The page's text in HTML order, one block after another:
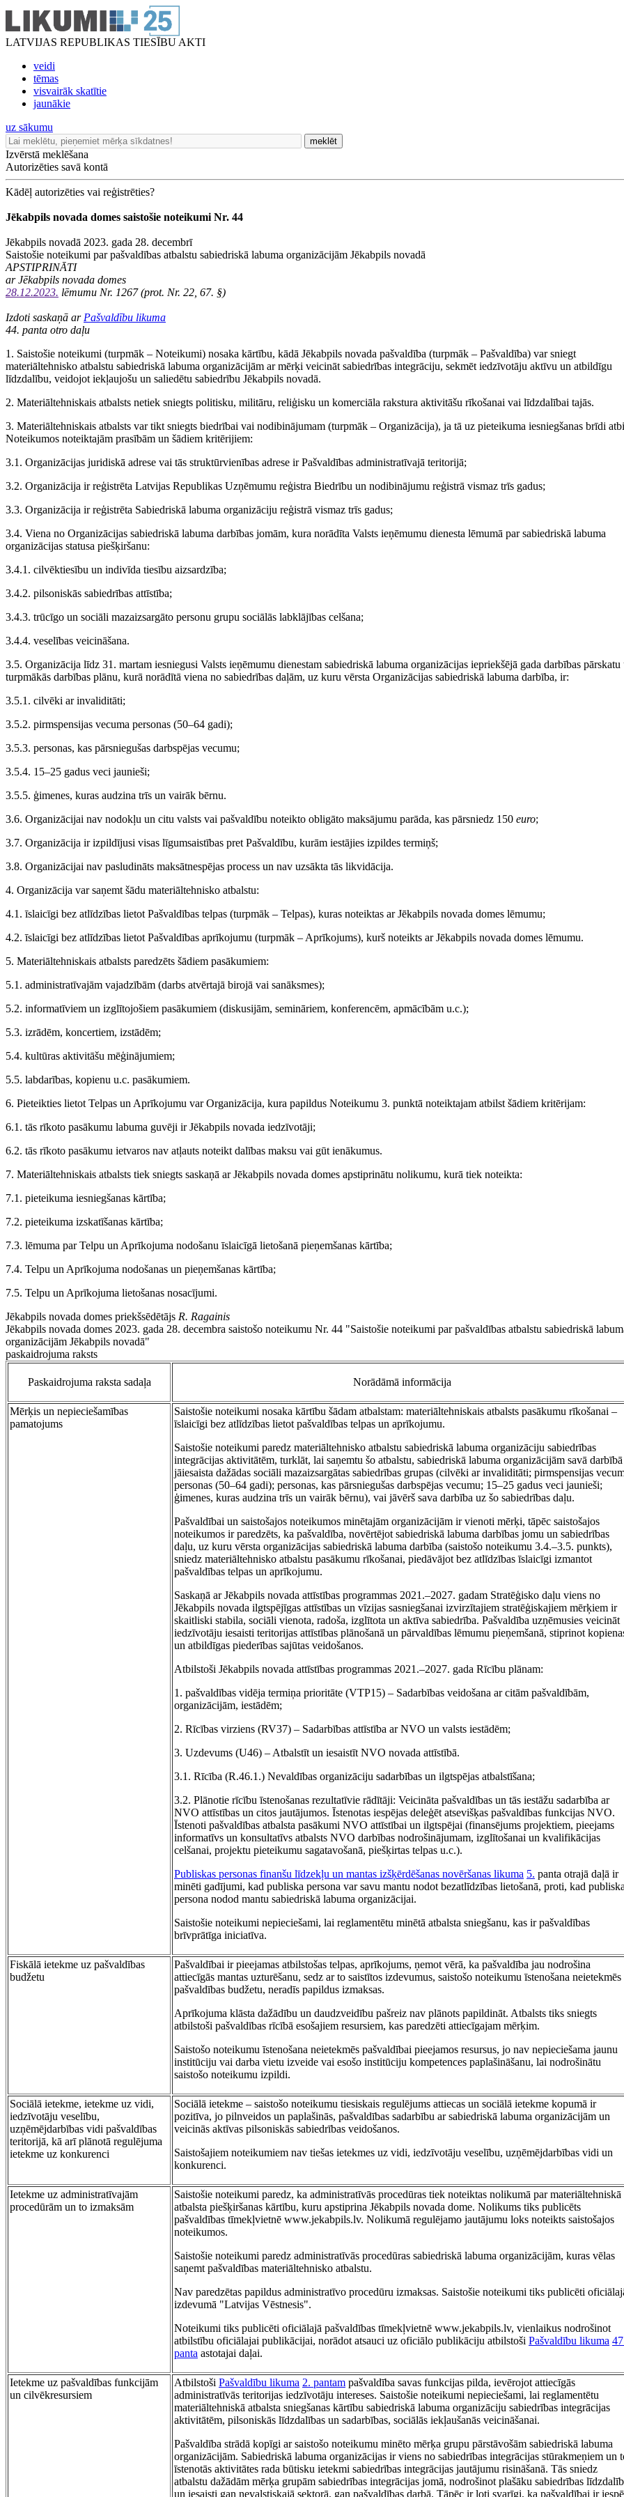
LATVIJAS REPUBLIKAS TIESĪBU AKTI
veidi
tēmas
visvairāk skatītie
jaunākie
uz sākumu
meklēt
Izvērstā meklēšana
Autorizēties savā kontā
Kādēļ autorizēties vai reģistrēties?
Jēkabpils novada domes saistošie noteikumi Nr. 44
Jēkabpils novadā 2023. gada 28. decembrī
Saistošie noteikumi par pašvaldības atbalstu sabiedriskā labuma organizācijām Jēkabpils novadā
APSTIPRINĀTI
ar Jēkabpils novada domes
28.12.2023. lēmumu Nr. 1267 (prot. Nr. 22, 67. §)
Izdoti saskaņā ar Pašvaldību likuma
44. panta otro daļu
1. Saistošie noteikumi (turpmāk – Noteikumi) nosaka kārtību, kādā Jēkabpils novada pašvaldība (turpmāk – Pašvaldība) var sniegt
materiāltehnisko atbalstu sabiedriskā labuma organizācijām ar mērķi veicināt sabiedrības integrāciju, sekmēt iedzīvotāju aktīvu un atbildīgu
līdzdalību, veidojot iekļaujošu un saliedētu sabiedrību Jēkabpils novadā.
2. Materiāltehniskais atbalsts netiek sniegts politisku, militāru, reliģisku un komerciāla rakstura aktivitāšu rīkošanai vai līdzdalībai tajās.
3. Materiāltehniskais atbalsts var tikt sniegts biedrībai vai nodibinājumam (turpmāk – Organizācija), ja tā uz pieteikuma iesniegšanas brīdi
Noteikumos noteiktajām prasībām un šādiem kritērijiem:
3.1. Organizācijas juridiskā adrese vai tās struktūrvienības adrese ir Pašvaldības administratīvajā teritorijā;
3.2. Organizācija ir reģistrēta Latvijas Republikas Uzņēmumu reģistra Biedrību un nodibinājumu reģistrā vismaz trīs gadus;
3.3. Organizācija ir reģistrēta Sabiedriskā labuma organizāciju reģistrā vismaz trīs gadus;
3.4. Viena no Organizācijas sabiedriskā labuma darbības jomām, kura norādīta Valsts ieņēmumu dienesta lēmumā par sabiedriskā labuma
organizācijas statusa piešķiršanu:
3.4.1. cilvēktiesību un indivīda tiesību aizsardzība;
3.4.2. pilsoniskās sabiedrības attīstība;
3.4.3. trūcīgo un sociāli mazaizsargāto personu grupu sociālās labklājības celšana;
3.4.4. veselības veicināšana.
3.5. Organizācija līdz 31. martam iesniegusi Valsts ieņēmumu dienestam sabiedriskā labuma organizācijas iepriekšējā gada darbības pārskatu
turpmākās darbības plānu, kurā norādītā viena no sabiedrības daļām, uz kuru vērsta Organizācijas sabiedriskā labuma darbība, ir:
3.5.1. cilvēki ar invaliditāti;
3.5.2. pirmspensijas vecuma personas (50–64 gadi);
3.5.3. personas, kas pārsniegušas darbspējas vecumu;
3.5.4. 15–25 gadus veci jaunieši;
3.5.5. ģimenes, kuras audzina trīs un vairāk bērnu.
3.6. Organizācijai nav nodokļu un citu valsts vai pašvaldību noteikto obligāto maksājumu parāda, kas pārsniedz 150 euro;
3.7. Organizācija ir izpildījusi visas līgumsaistības pret Pašvaldību, kurām iestājies izpildes termiņš;
3.8. Organizācijai nav pasludināts maksātnespējas process un nav uzsākta tās likvidācija.
4. Organizācija var saņemt šādu materiāltehnisko atbalstu:
4.1. īslaicīgi bez atlīdzības lietot Pašvaldības telpas (turpmāk – Telpas), kuras noteiktas ar Jēkabpils novada domes lēmumu;
4.2. īslaicīgi bez atlīdzības lietot Pašvaldības aprīkojumu (turpmāk – Aprīkojums), kurš noteikts ar Jēkabpils novada domes lēmumu.
5. Materiāltehniskais atbalsts paredzēts šādiem pasākumiem:
5.1. administratīvajām vajadzībām (darbs atvērtajā birojā vai sanāksmes);
5.2. informatīviem un izglītojošiem pasākumiem (diskusijām, semināriem, konferencēm, apmācībām u.c.);
5.3. izrādēm, koncertiem, izstādēm;
5.4. kultūras aktivitāšu mēģinājumiem;
5.5. labdarības, kopienu u.c. pasākumiem.
6. Pieteikties lietot Telpas un Aprīkojumu var Organizācija, kura papildus Noteikumu 3. punktā noteiktajam atbilst šādiem kritērijam:
6.1. tās rīkoto pasākumu labuma guvēji ir Jēkabpils novada iedzīvotāji;
6.2. tās rīkoto pasākumu ietvaros nav atļauts noteikt dalības maksu vai gūt ienākumus.
7. Materiāltehniskais atbalsts tiek sniegts saskaņā ar Jēkabpils novada domes apstiprinātu nolikumu, kurā tiek noteikta:
7.1. pieteikuma iesniegšanas kārtība;
7.2. pieteikuma izskatīšanas kārtība;
7.3. lēmuma par Telpu un Aprīkojuma nodošanu īslaicīgā lietošanā pieņemšanas kārtība;
7.4. Telpu un Aprīkojuma nodošanas un pieņemšanas kārtība;
7.5. Telpu un Aprīkojuma lietošanas nosacījumi.
Jēkabpils novada domes priekšsēdētājs R. Ragainis
Jēkabpils novada domes 2023. gada 28. decembra saistošo noteikumu Nr. 44 "Saistošie noteikumi par pašvaldības atbalstu sabiedriskā
organizācijām Jēkabpils novadā"
paskaidrojuma raksts
Paskaidrojuma raksta sadaļa Norādāmā informācija
Mērķis un nepieciešamības
pamatojums
Saistošie noteikumi nosaka kārtību šādam atbalstam: materiāltehniskais atbalsts pasākumu rīkošanai –
īslaicīgi bez atlīdzības lietot pašvaldības telpas un aprīkojumu.
Saistošie noteikumi paredz materiāltehnisko atbalstu sabiedriskā labuma organizāciju sabiedrības
integrācijas aktivitātēm, turklāt, lai saņemtu šo atbalstu, sabiedriskā labuma organizācijām savā darbībā
jāiesaista dažādas sociāli mazaizsargātas sabiedrības grupas (cilvēki ar invaliditāti; pirmspensijas
personas (50–64 gadi); personas, kas pārsniegušas darbspējas vecumu; 15–25 gadus veci jaunieši;
ģimenes, kuras audzina trīs un vairāk bērnu), vai jāvērš sava darbība uz šo sabiedrības daļu.
Pašvaldībai un saistošajos noteikumos minētajām organizācijām ir vienoti mērķi, tāpēc saistošajos
noteikumos ir paredzēts, ka pašvaldība, novērtējot sabiedriskā labuma darbības jomu un sabiedrības
daļu, uz kuru vērsta organizācijas sabiedriskā labuma darbība (saistošo noteikumu 3.4.–3.5. punkts),
sniedz materiāltehnisko atbalstu pasākumu rīkošanai, piedāvājot bez atlīdzības īslaicīgi izmantot
pašvaldības telpas un aprīkojumu.
Saskaņā ar Jēkabpils novada attīstības programmas 2021.–2027. gadam Stratēģisko daļu viens no
Jēkabpils novada ilgtspējīgas attīstības un vīzijas sasniegšanai izvirzītajiem stratēģiskajiem mērķiem ir
skaitliski stabila, sociāli vienota, radoša, izglītota un aktīva sabiedrība. Pašvaldība uzņēmusies veicināt
iedzīvotāju iesaisti teritorijas attīstības plānošanā un pārvaldības lēmumu pieņemšanā, stiprinot
un atbildīgas piederības sajūtas veidošanos.
Atbilstoši Jēkabpils novada attīstības programmas 2021.–2027. gada Rīcību plānam:
1. pašvaldības vidēja termiņa prioritāte (VTP15) – Sadarbības veidošana ar citām pašvaldībām,
organizācijām, iestādēm;
2. Rīcības virziens (RV37) – Sadarbības attīstība ar NVO un valsts iestādēm;
3. Uzdevums (U46) – Atbalstīt un iesaistīt NVO novada attīstībā.
3.1. Rīcība (R.46.1.) Nevaldības organizāciju sadarbības un ilgtspējas atbalstīšana;
3.2. Plānotie rīcību īstenošanas rezultatīvie rādītāji: Veicināta pašvaldības un tās iestāžu sadarbība ar
NVO attīstības un citos jautājumos. Īstenotas iespējas deleģēt atsevišķas pašvaldības funkcijas NVO.
Īstenoti pašvaldības atbalsta pasākumi NVO attīstībai un ilgtspējai (finansējums projektiem, pieejams
informatīvs un konsultatīvs atbalsts NVO darbības nodrošinājumam, izglītošanai un kvalifikācijas
celšanai, projektu pieteikumu sagatavošanā, piešķirtas telpas u.c.).
Publiskas personas finanšu līdzekļu un mantas izšķērdēšanas novēršanas likuma 5. panta otrajā daļā ir
minēti gadījumi, kad publiska persona var savu mantu nodot bezatlīdzības lietošanā, proti, kad
persona nodod mantu sabiedriskā labuma organizācijai.
Saistošie noteikumi nepieciešami, lai reglamentētu minētā atbalsta sniegšanu, kas ir pašvaldības
brīvprātīga iniciatīva.
Fiskālā ietekme uz pašvaldības
budžetu
Pašvaldībai ir pieejamas atbilstošas telpas, aprīkojums, ņemot vērā, ka pašvaldība jau nodrošina
attiecīgās mantas uzturēšanu, sedz ar to saistītos izdevumus, saistošo noteikumu īstenošana neietekmēs
pašvaldības budžetu, neradīs papildus izmaksas.
Aprīkojuma klāsta dažādību un daudzveidību pašreiz nav plānots papildināt. Atbalsts tiks sniegts
atbilstoši pašvaldības rīcībā esošajiem resursiem, kas paredzēti attiecīgajam mērķim.
Saistošo noteikumu īstenošana neietekmēs pašvaldībai pieejamos resursus, jo nav nepieciešama jaunu
institūciju vai darba vietu izveide vai esošo institūciju kompetences paplašināšanu, lai nodrošinātu
saistošo noteikumu izpildi.
Sociālā ietekme, ietekme uz vidi,
iedzīvotāju veselību,
uzņēmējdarbības vidi pašvaldības
teritorijā, kā arī plānotā regulējuma
ietekme uz konkurenci
Sociālā ietekme – saistošo noteikumu tiesiskais regulējums attiecas un sociālā ietekme kopumā ir
pozitīva, jo pilnveidos un paplašinās, pašvaldības sadarbību ar sabiedriskā labuma organizācijām un
veicinās aktīvas pilsoniskās sabiedrības veidošanos.
Saistošajiem noteikumiem nav tiešas ietekmes uz vidi, iedzīvotāju veselību, uzņēmējdarbības vidi un
konkurenci.
Ietekme uz administratīvajām
procedūrām un to izmaksām
Saistošie noteikumi paredz, ka administratīvās procedūras tiek noteiktas nolikumā par materiāltehniskā
atbalsta piešķiršanas kārtību, kuru apstiprina Jēkabpils novada dome. Nolikums tiks publicēts
pašvaldības tīmekļvietnē www.jekabpils.lv. Nolikumā regulējamo jautājumu loks noteikts saistošajos
noteikumos.
Saistošie noteikumi paredz administratīvās procedūras sabiedriskā labuma organizācijām, kuras vēlas
saņemt pašvaldības materiāltehnisko atbalstu.
Nav paredzētas papildus administratīvo procedūru izmaksas. Saistošie noteikumi tiks publicēti
izdevumā "Latvijas Vēstnesis".
Noteikumi tiks publicēti oficiālajā pašvaldības tīmekļvietnē www.jekabpils.lv, vienlaikus nodrošinot
atbilstību oficiālajai publikācijai, norādot atsauci uz oficiālo publikāciju atbilstoši Pašvaldību likuma
panta astotajai daļai.
Ietekme uz pašvaldības funkcijām
un cilvēkresursiem
Atbilstoši Pašvaldību likuma 2. pantam pašvaldība savas funkcijas pilda, ievērojot attiecīgās
administratīvās teritorijas iedzīvotāju intereses. Saistošie noteikumi nepieciešami, lai reglamentētu
materiāltehniskā atbalsta sniegšanas kārtību sabiedriskā labuma organizāciju sabiedrības integrācijas
aktivitātēm, pilsoniskās līdzdalības un sadarbības, sociālās iekļaušanās veicināšanai.
Pašvaldība strādā kopīgi ar saistošo noteikumu minēto mērķa grupu pārstāvošām sabiedriskā labuma
organizācijām. Sabiedriskā labuma organizācijas ir viens no sabiedrības integrācijas stūrakmeņiem un
īstenotās aktivitātes rada būtisku ietekmi sabiedrības integrācijas jautājumu risināšanā. Tās sniedz
atbalstu dažādām mērķa grupām sabiedrības integrācijas jomā, nodrošinot plašāku sabiedrības
un iesaisti gan nevalstiskajā sektorā, gan pašvaldības darbā. Tāpēc ir ļoti svarīgi, ka pašvaldībai ir